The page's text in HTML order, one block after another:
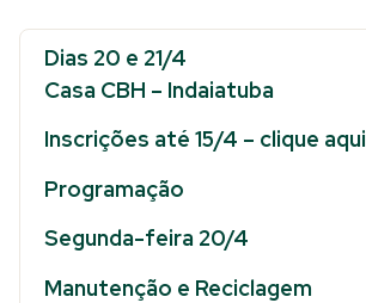
Dias 20 e 21/4
Casa CBH – Indaiatuba
Inscrições até 15/4 – clique aqui
Programação
Segunda-feira 20/4
Manutenção e Reciclagem